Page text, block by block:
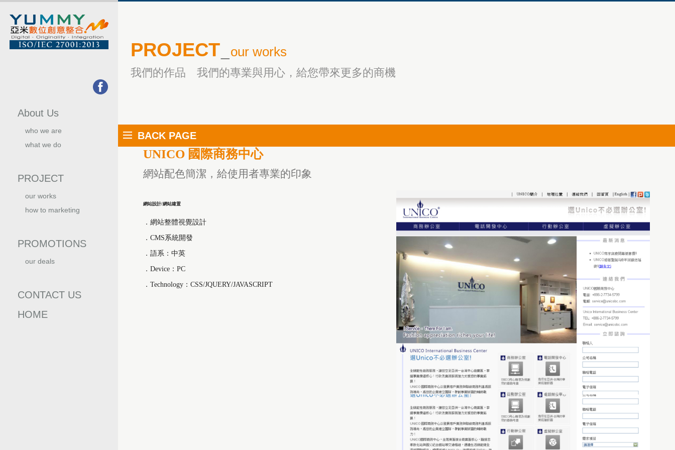
About Us
who we are
what we do
PROJECT
our works
how to marketing
PROMOTIONS
our deals
CONTACT US
HOME
PROJECT our works
我們的作品 我們的專業與用心，給您帶來更多的商機
BACK PAGE
UNICO 國際商務中心
網站配色簡潔，給使用者專業的印象
網站設計/網站建置
．網站整體視覺設計
．CMS系統開發
．語系：中英
．Device：PC
．Technology：CSS/JQUERY/JAVASCRIPT